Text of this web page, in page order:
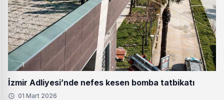
İzmir Adliyesi’nde nefes kesen bomba tatbikatı
01 Mart 2026